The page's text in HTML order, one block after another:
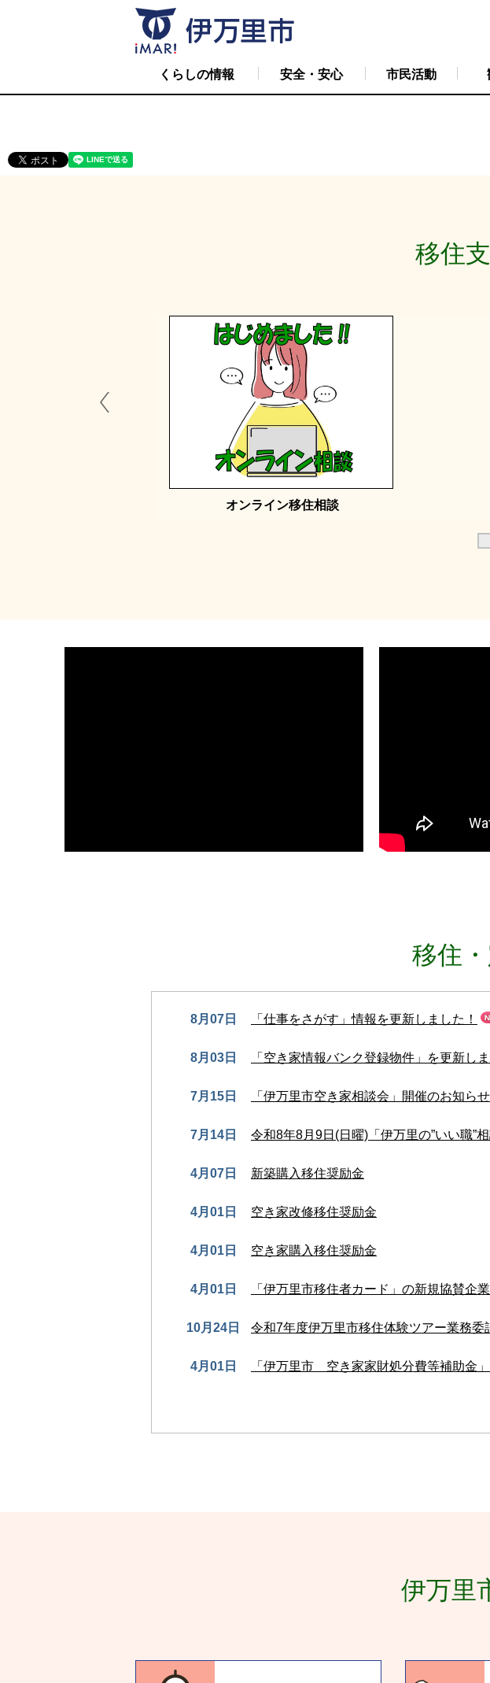
トップページ 市の組織
くらしの情報 安全・安心 市民活動
移住
オンライン移住相談
移住
8月07日 「仕事をさがす」情報を更新しました！
8月03日 「空き家情報バンク登録物件」を更新しま
7月15日 「伊万里市空き家相談会」開催のお知らせ
7月14日 令和8年8月9日(日曜)「伊万里の”いい職”
4月07日 新築購入移住奨励金
4月01日 空き家改修移住奨励金
4月01日 空き家購入移住奨励金
4月01日 「伊万里市移住者カード」の新規協賛企
10月24日 令和7年度伊万里市移住体験ツアー業務
4月01日 「伊万里市 空き家家財処分費等補助金
伊万里